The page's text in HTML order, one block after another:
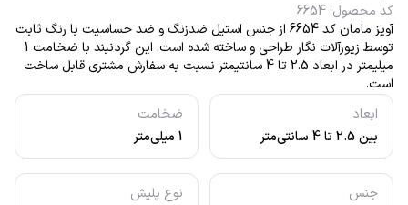
ابعاد
بین 2.5 تا 4 سانتی‌متر
ضخامت
1 میلی‌متر
جنس
نوع پلیش
کد محصول:
6654
آویز مامان کد 6654 از جنس استیل ضدزنگ و ضد حساسیت با رنگ ثابت
توسط زیورآلات نگار طراحی و ساخته شده است. این گردنبند با ضخامت 1
میلیمتر در ابعاد 2.5 تا 4 سانتیمتر نسبت به سفارش مشتری قابل ساخت
است.